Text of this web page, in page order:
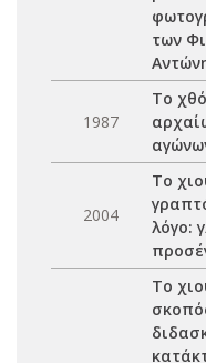
των
1987
Το
2004
Το
λόγο:
Το